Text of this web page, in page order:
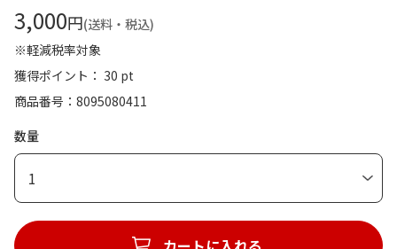
3,000円(送料・税込)
※軽減税率対象
獲得ポイント： 30 pt
商品番号
8095080411
数量
1